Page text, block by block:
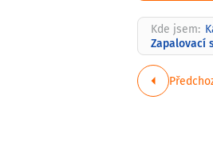
Kde jsem:
Zapalovací